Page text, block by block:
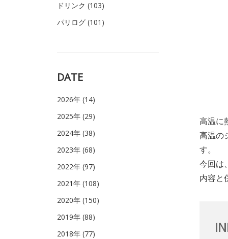
高温に
高温の
す。
今回は
内容と
ドリンク (103)
パリログ (101)
DATE
2026年 (14)
2025年 (29)
2024年 (38)
2023年 (68)
2022年 (97)
2021年 (108)
2020年 (150)
2019年 (88)
2018年 (77)